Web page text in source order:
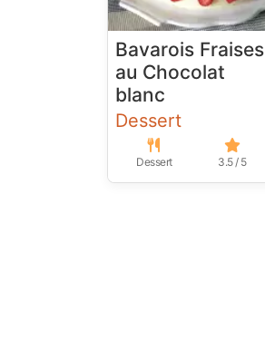
Bavarois Fraises
au Chocolat
blanc
Dessert
Dessert 3.5 / 5